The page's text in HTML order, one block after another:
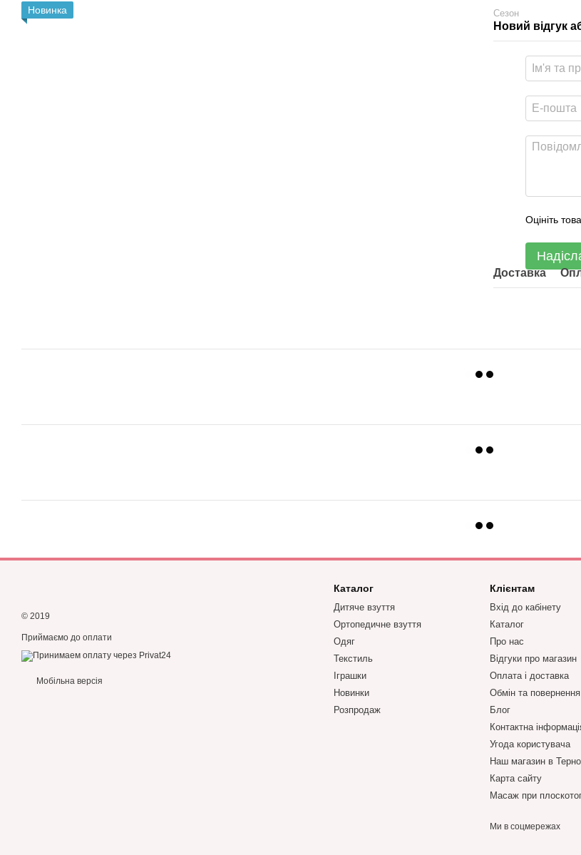
Новинка
Сезон
Новий відгук
Оцініть
Доставка
© 2019
Приймаємо до оплати
Мобільна версія
Каталог
Дитяче взуття
Ортопедичне взуття
Одяг
Текстиль
Іграшки
Новинки
Розпродаж
Клієнтам
Вхід до кабінету
Каталог
Про нас
Відгуки про магазин
Оплата і доставка
Обмін та повернення
Блог
Контактна
Угода користувача
Наш магазин в
Карта сайту
Масаж при
Ми в соцмережах